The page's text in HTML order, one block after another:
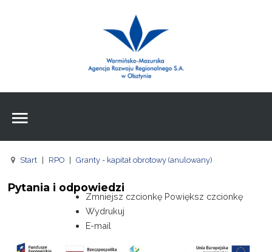
Agencja
FE
Pożyczki
Pożyczki
Znajdźna stronie
Wpisz czego szukasz
Start RPO Granty - kapitał obrotowy (anulowany)
Pytania i odpowiedzi
Zmniejsz czcionkę Powiększ czcionkę
Wydrukuj
E-mail